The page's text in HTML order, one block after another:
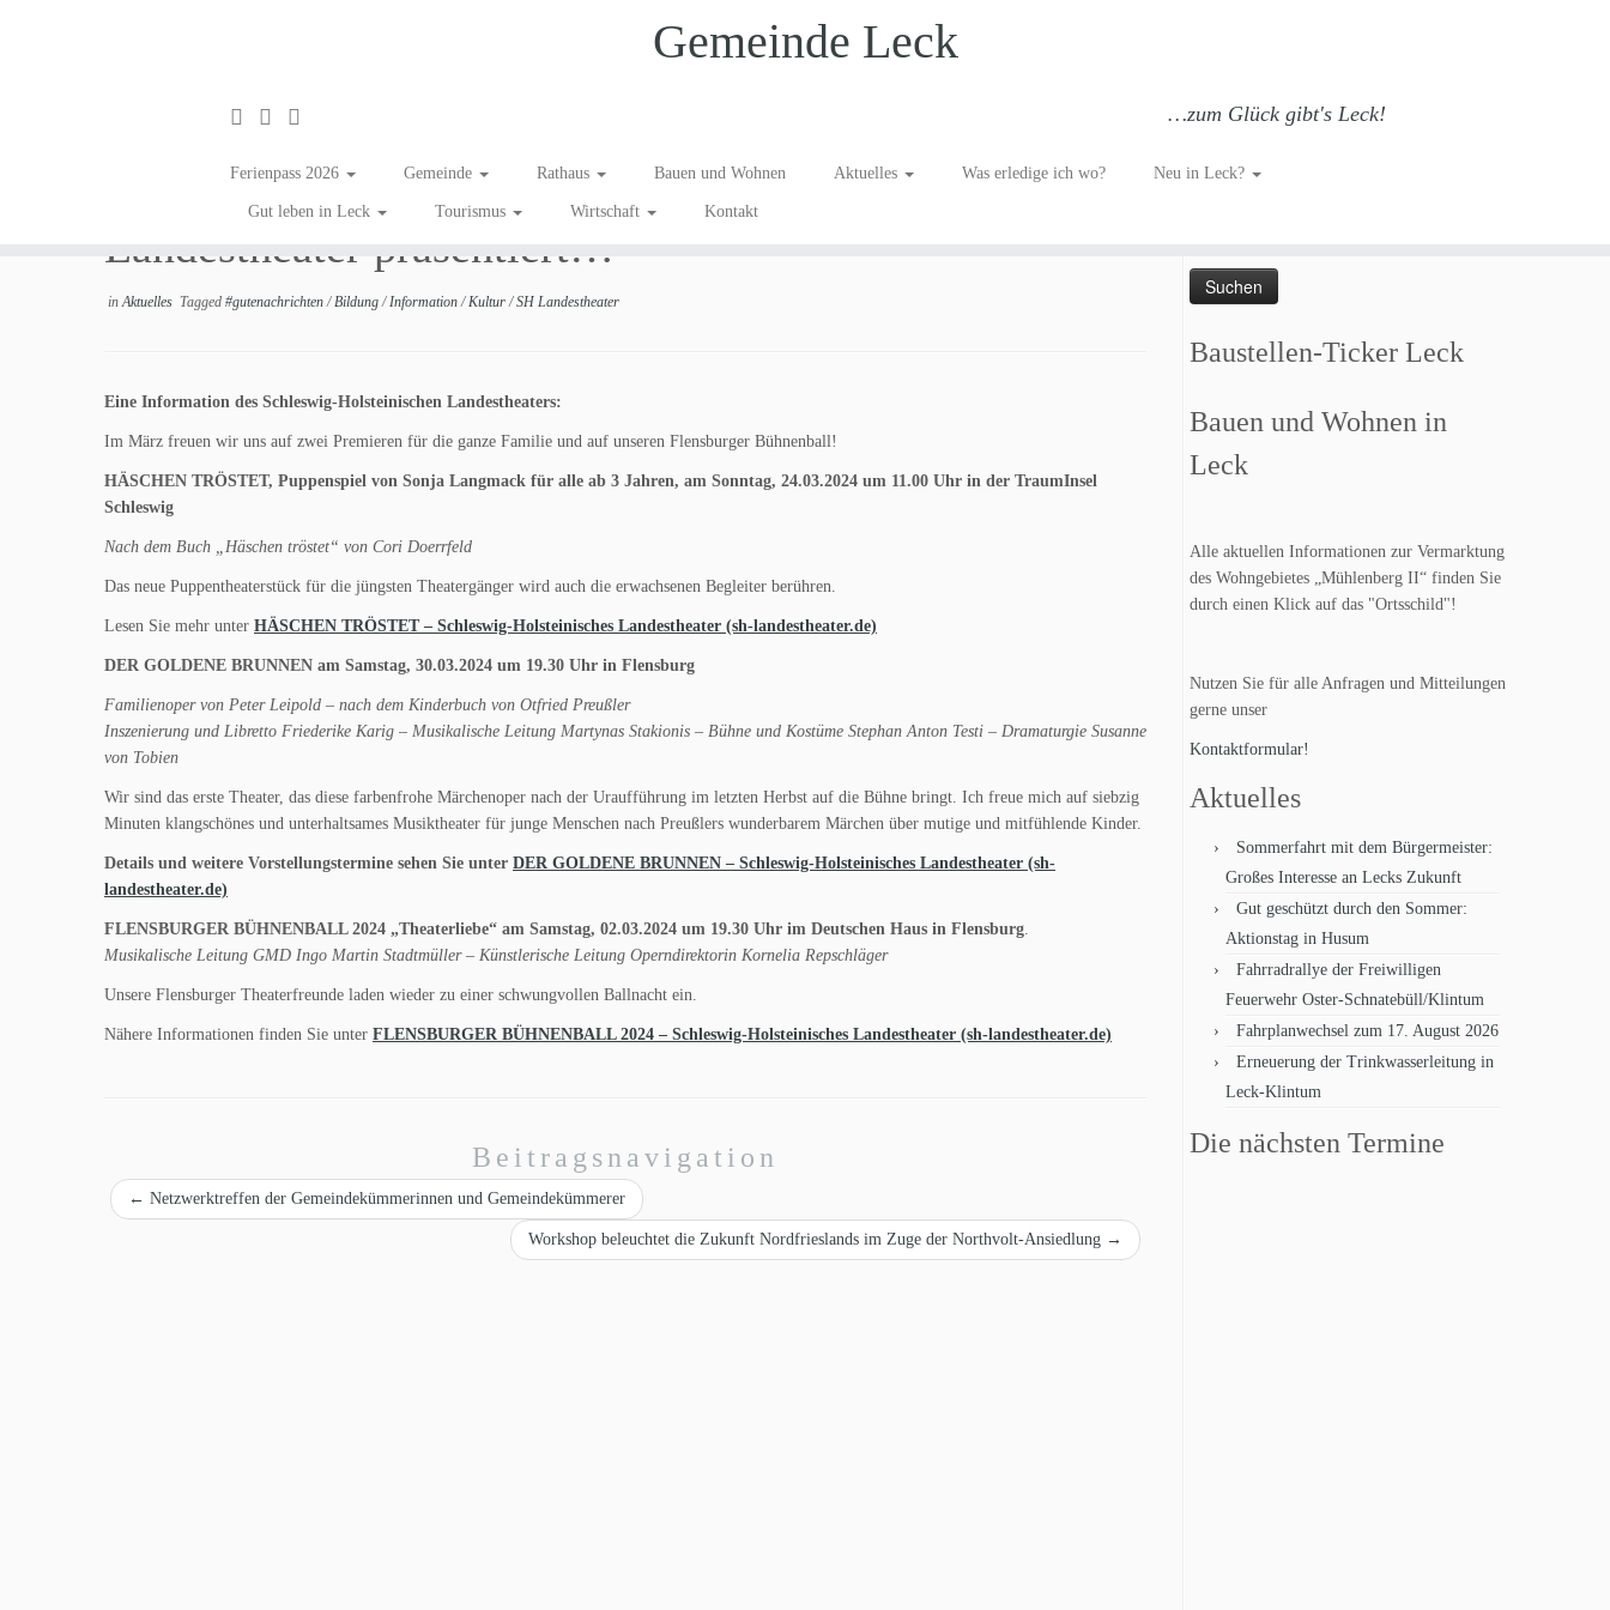
Gemeinde Leck
…zum Glück gibt's Leck!
Ferienpass 2026 Gemeinde Rathaus Bauen und Wohnen Aktuelles Was erledige ich wo? Neu in Leck?
Gut leben in Leck Tourismus Wirtschaft Kontakt
Zwei Premieren und ein Bühnenball – das SH
Landestheater präsentiert…
inAktuelles Tagged #gutenachrichten/Bildung/Information/Kultur/SH Landestheater
Eine Information des Schleswig-Holsteinischen Landestheaters:
Im März freuen wir uns auf zwei Premieren für die ganze Familie und auf unseren Flensburger Bühnenball!
HÄSCHEN TRÖSTET, Puppenspiel von Sonja Langmack für alle ab 3 Jahren, am Sonntag, 24.03.2024 um 11.00 Uhr in der TraumInsel
Schleswig
Nach dem Buch „Häschen tröstet“ von Cori Doerrfeld
Das neue Puppentheaterstück für die jüngsten Theatergänger wird auch die erwachsenen Begleiter berühren.
Lesen Sie mehr unter HÄSCHEN TRÖSTET – Schleswig-Holsteinisches Landestheater (sh-landestheater.de)
DER GOLDENE BRUNNEN am Samstag, 30.03.2024 um 19.30 Uhr in Flensburg
Familienoper von Peter Leipold – nach dem Kinderbuch von Otfried Preußler
Inszenierung und Libretto Friederike Karig – Musikalische Leitung Martynas Stakionis – Bühne und Kostüme Stephan Anton Testi – Dramaturgie Susanne
von Tobien
Wir sind das erste Theater, das diese farbenfrohe Märchenoper nach der Uraufführung im letzten Herbst auf die Bühne bringt. Ich freue mich auf siebzig
Minuten klangschönes und unterhaltsames Musiktheater für junge Menschen nach Preußlers wunderbarem Märchen über mutige und mitfühlende Kinder.
Details und weitere Vorstellungstermine sehen Sie unter DER GOLDENE BRUNNEN – Schleswig-Holsteinisches Landestheater (sh-
landestheater.de)
FLENSBURGER BÜHNENBALL 2024 „Theaterliebe“ am Samstag, 02.03.2024 um 19.30 Uhr im Deutschen Haus in Flensburg.
Musikalische Leitung GMD Ingo Martin Stadtmüller – Künstlerische Leitung Operndirektorin Kornelia Repschläger
Unsere Flensburger Theaterfreunde laden wieder zu einer schwungvollen Ballnacht ein.
Nähere Informationen finden Sie unter FLENSBURGER BÜHNENBALL 2024 – Schleswig-Holsteinisches Landestheater (sh-landestheater.de)
Beitragsnavigation
← Netzwerktreffen der Gemeindekümmerinnen und Gemeindekümmerer
Workshop beleuchtet die Zukunft Nordfrieslands im Zuge der Northvolt-Ansiedlung →
Such dich GLÜCKlich…
Baustellen-Ticker Leck
Bauen und Wohnen in
Leck
Alle aktuellen Informationen zur Vermarktung
des Wohngebietes „Mühlenberg II“ finden Sie
durch einen Klick auf das "Ortsschild"!
Nutzen Sie für alle Anfragen und Mitteilungen
gerne unser
Kontaktformular!
Aktuelles
Sommerfahrt mit dem Bürgermeister:
Großes Interesse an Lecks Zukunft
Gut geschützt durch den Sommer:
Aktionstag in Husum
Fahrradrallye der Freiwilligen
Feuerwehr Oster-Schnatebüll/Klintum
Fahrplanwechsel zum 17. August 2026
Erneuerung der Trinkwasserleitung in
Leck-Klintum
Die nächsten Termine